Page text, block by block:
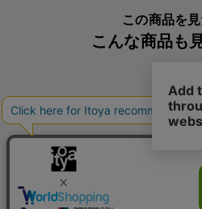
１個
RL0201*
この商品を
こんな商品も
こんな商品も